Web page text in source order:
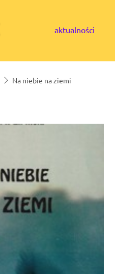
aktualności
Na niebie na ziemi